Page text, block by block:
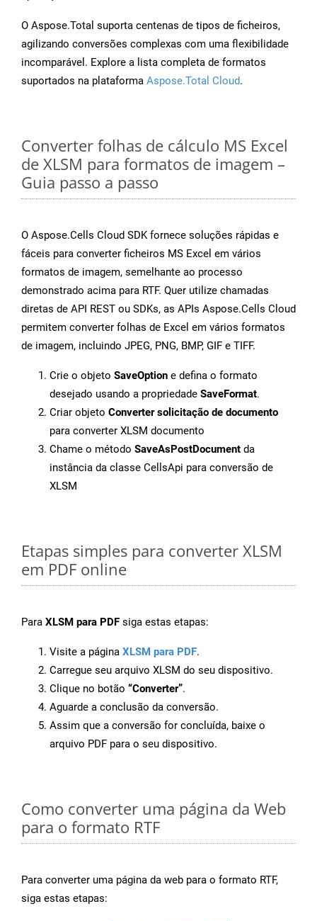
O Aspose.Total suporta centenas de tipos de ficheiros,
agilizando conversões complexas com uma flexibilidade
incomparável. Explore a lista completa de formatos
suportados na plataforma Aspose.Total Cloud.
Converter folhas de cálculo MS Excel
de XLSM para formatos de imagem –
Guia passo a passo
O Aspose.Cells Cloud SDK fornece soluções rápidas e
fáceis para converter ficheiros MS Excel em vários
formatos de imagem, semelhante ao processo
demonstrado acima para RTF. Quer utilize chamadas
diretas de API REST ou SDKs, as APIs Aspose.Cells Cloud
permitem converter folhas de Excel em vários formatos
de imagem, incluindo JPEG, PNG, BMP, GIF e TIFF.
Crie o objeto SaveOption e defina o formato
desejado usando a propriedade SaveFormat.
Criar objeto Converter solicitação de documento
para converter XLSM documento
Chame o método SaveAsPostDocument da
instância da classe CellsApi para conversão de
XLSM
Etapas simples para converter XLSM
em PDF online
Para XLSM para PDF siga estas etapas:
Visite a página XLSM para PDF.
Carregue seu arquivo XLSM do seu dispositivo.
Clique no botão “Converter”.
Aguarde a conclusão da conversão.
Assim que a conversão for concluída, baixe o
arquivo PDF para o seu dispositivo.
Como converter uma página da Web
para o formato RTF
Para converter uma página da web para o formato RTF,
siga estas etapas: